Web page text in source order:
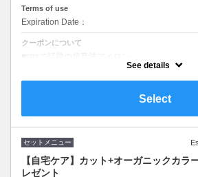
Terms of use
Expiration Date：
クーポンについて
See details
Select
セットメニュー
【自宅ケア】カット+オーガニックカ
レゼント